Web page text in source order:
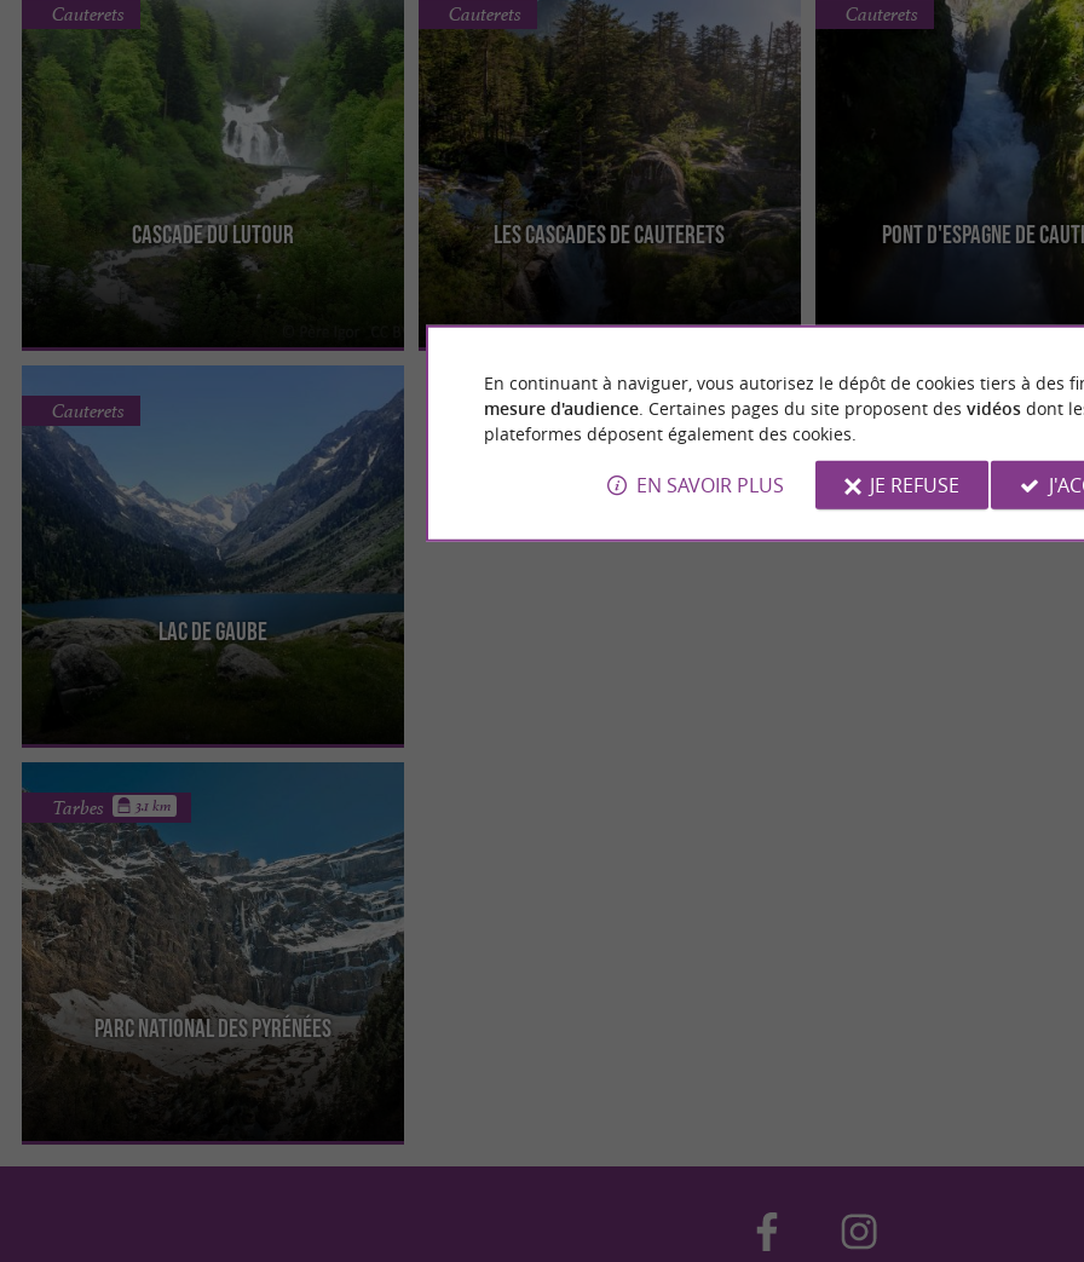
Cascade du Lutour
Cauterets
La Cascade du Lutour se situe sur commune de
Cauterets, au sud du village, en direction de la
frontière espagnole. ...
Les Cascades de Cauterets
Cauterets
Entre Cauterets et le Pont d’Espagne, venez faire
une superbe randonnée facile dans les sous bois
Pont d'Espagne de
Cauterets
Le Pont d'Espagne est un site
touristique remarquable situé dans
Lac de Gaube
Cauterets
Le lac de Gaube est un lac emblématique des
Pyrénées françaises, situé sur la commune de
Cauterets, au cœur du ...
Parc National Des Pyrénées
Tarbes 3.1 km
C’est le parc le plus visité des parcs Nationaux
Français. Il est à cheval sur 2 départements : les ...
En continuant à naviguer, vous autorisez le dépôt de cookies tiers à des
mesure d'audience. Certaines pages du site proposent des vidéosdont
plateformes déposent également des cookies.
EN SAVOIR PLUS JE REFUSE